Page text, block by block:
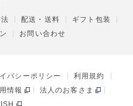
配送・送料
ギフト包装
お問い合わせ
バシーポリシー
利用規約
情報
法人のお客さま